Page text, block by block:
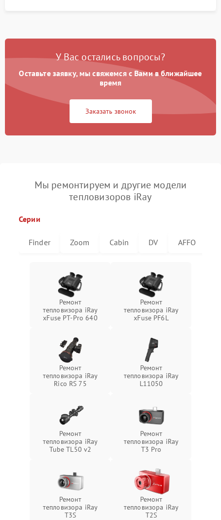
У Вас остались вопросы?
Оставьте заявку, мы свяжемся с Вами в ближайшее
время
Заказать звонок
Мы ремонтируем и другие модели
тепловизоров iRay
Серии
Finder Zoom Cabin DV AFFO
Ремонт
тепловизора iRay
xFuse PT-Pro 640
Ремонт
тепловизора iRay
xFuse PF6L
Ремонт
тепловизора iRay
Rico RS 75
Ремонт
тепловизора iRay
L11050
Ремонт
тепловизора iRay
Tube TL50 v2
Ремонт
тепловизора iRay
T3 Pro
Ремонт
тепловизора iRay
T3S
Ремонт
тепловизора iRay
T2S